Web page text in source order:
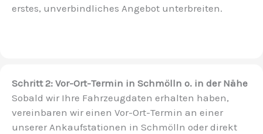
erstes, unverbindliches Angebot unterbreiten.
Schritt 2: Vor-Ort-Termin in Schmölln o. in der Nähe
Sobald wir Ihre Fahrzeugdaten erhalten haben,
vereinbaren wir einen Vor-Ort-Termin an einer
unserer Ankaufstationen in Schmölln oder direkt